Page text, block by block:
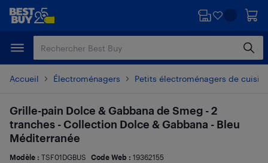
Passer
principal
Passer
Accueil Électroménagers Petits électroménagers de
Grille-pain Dolce & Gabbana de Smeg - 2
tranches - Collection Dolce & Gabbana - Bleu
Méditerranée
Modèle : TSF01DGBUS Code Web : 19362155